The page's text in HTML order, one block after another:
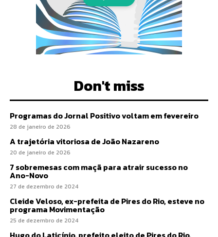
Don't miss
Programas do Jornal Positivo voltam em fevereiro
28 de janeiro de 2026
A trajetória vitoriosa de João Nazareno
20 de janeiro de 2026
7 sobremesas com maçã para atrair sucesso no
Ano-Novo
27 de dezembro de 2024
Cleide Veloso, ex-prefeita de Pires do Rio, esteve no
programa Movimentação
25 de dezembro de 2024